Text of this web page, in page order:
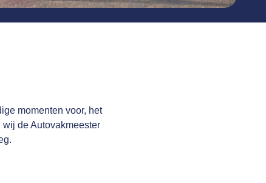
momenten voor, het
de Autovakmeester